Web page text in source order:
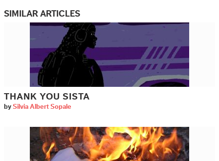
SIMILAR ARTICLES
THANK YOU SISTA
by Silvia Albert Sopale